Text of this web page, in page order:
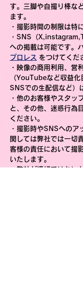
す。三脚や自撮り棒な
ます。
・撮影時間の制限は特
・SNS（
への掲載は可能です。
プロレス をつけてくだ
・映像の商用利用、営
（YouTubeなど収益化
SNSでの生配信など）
・他のお客様やスタッ
と、その他、迷惑行為
ください。
・撮影時やSNSへのア
関しては弊社では一切
客様の責任において撮
いたします。
・弊社が適切ではない